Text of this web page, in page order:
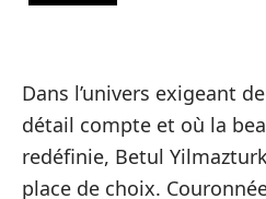
Dans l’univers exigeant
détail compte et où la
redéfinie, Betul
place de choix.